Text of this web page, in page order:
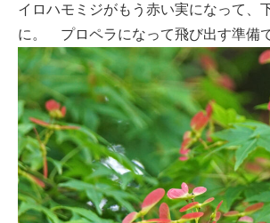
イロハモミジがもう赤い実になって、
に。 プロペラになって飛び出す準備で